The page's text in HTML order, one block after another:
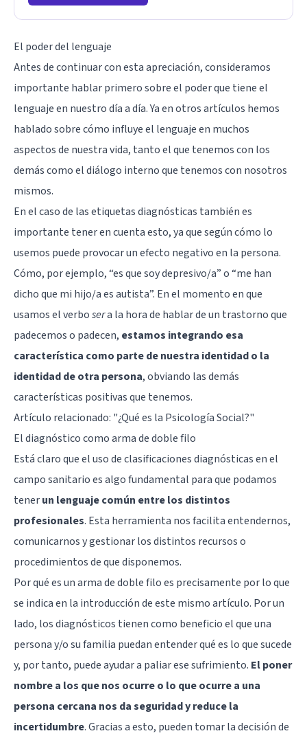
El poder del lenguaje
Antes de continuar con esta apreciación, consideramos
importante hablar primero sobre el poder que tiene el
lenguaje en nuestro día a día. Ya en otros artículos hemos
hablado sobre cómo influye el lenguaje en muchos
aspectos de nuestra vida, tanto el que tenemos con los
demás como el diálogo interno que tenemos con nosotros
mismos.
En el caso de las etiquetas diagnósticas también es
importante tener en cuenta esto, ya que según cómo lo
usemos puede provocar un efecto negativo en la persona.
Cómo, por ejemplo, “es que soy depresivo/a” o “me han
dicho que mi hijo/a es autista”. En el momento en que
usamos el verbosera la hora de hablar de un trastorno que
padecemos o padecen, estamos integrando esa
característica como parte de nuestra identidad o la
identidad de otra persona, obviando las demás
características positivas que tenemos.
Artículo relacionado: "¿Qué es la Psicología Social?"
El diagnóstico como arma de doble filo
Está claro que el uso de clasificaciones diagnósticas en el
campo sanitario es algo fundamental para que podamos
tenerun lenguaje común entre los distintos
profesionales. Esta herramienta nos facilita entendernos,
comunicarnos y gestionar los distintos recursos o
procedimientos de que disponemos.
Por qué es un arma de doble filo es precisamente por lo que
se indica en la introducción de este mismo artículo. Por un
lado, los diagnósticos tienen como beneficio el que una
persona y/o su familia puedan entender qué es lo que sucede
y, por tanto, puede ayudar a paliar ese sufrimiento. El poner
nombre a los que nos ocurre o lo que ocurre a una
persona cercana nos da seguridad y reduce la
incertidumbre. Gracias a esto, pueden tomar la decisión de